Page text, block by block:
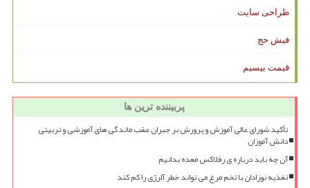
طراحی سایت
فیش حج
قیمت بیسیم
پربیننده ترین ها
تأکید شورای عالی آموزش و پرورش بر جبران عقب ماندگی های آموزشی و تربیتی
دانش آموزان
آن چه باید درباره ی رفلاکس معده بدانیم
تغذیه نوزادان با تخم مرغ می تواند خطر آلرژی را کم کند